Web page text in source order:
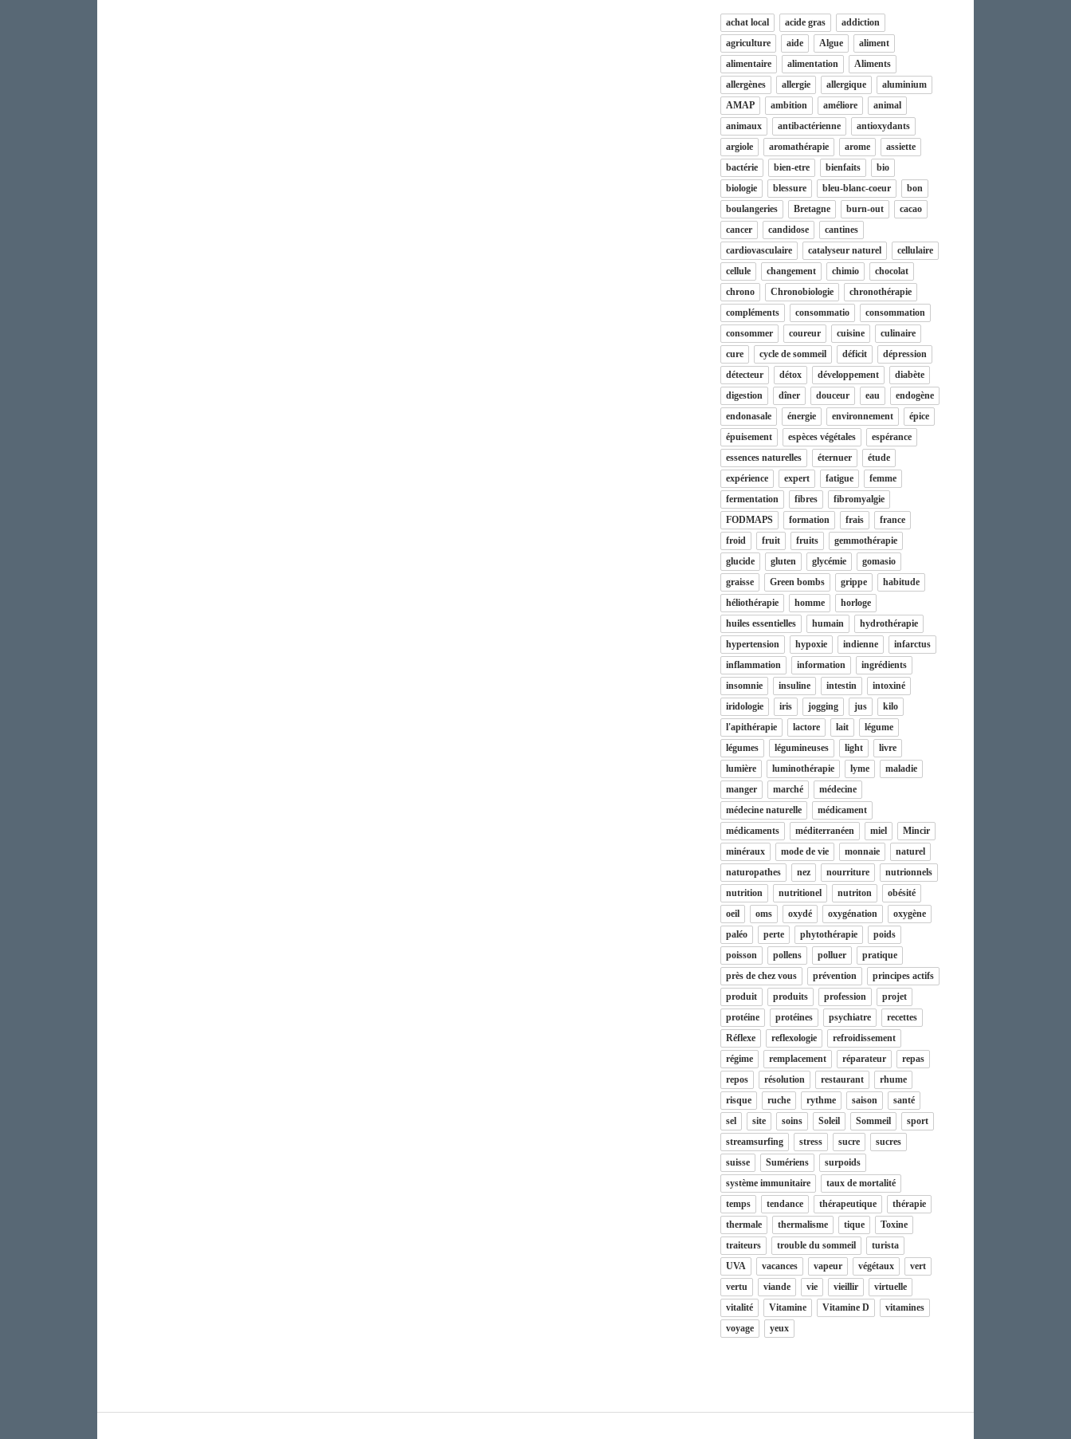
achat local acide gras
addiction
agriculture
aide Algue
aliment
alimentaire
alimentation
Aliments
allergènes
allergie allergique
aluminium
AMAP
ambition améliore
animal
animaux
antibactérienne
antioxydants
argiole
aromathérapie arome
assiette
bactérie
bien-etre bienfaits
bio
biologie
blessure bleu-blanc-coeur
bon
boulangeries
Bretagne burn-out
cacao
cancer
candidose
cantines
cardiovasculaire
catalyseur naturel
cellulaire
cellule
changement chimio
chocolat
chrono
Chronobiologie
chronothérapie
compléments
consommatio
consommation
consommer
coureur cuisine
culinaire
cure
cycle de sommeil déficit
dépression
détecteur
détox développement
diabète
digestion
dîner douceur eau
endogène
endonasale
énergie environnement
épice
épuisement
espèces végétales
espérance
essences naturelles
éternuer
étude
expérience
expert fatigue
femme
fermentation
fibres
fibromyalgie
FODMAPS
formation frais
france
froid
fruit fruits
gemmothérapie
glucide
gluten glycémie
gomasio
graisse
Green bombs grippe
habitude
héliothérapie
homme
horloge
huiles essentielles
humain
hydrothérapie
hypertension
hypoxie indienne
infarctus
inflammation
information
ingrédients
insomnie
insuline intestin
intoxiné
iridologie
iris jogging jus
kilo
l'apithérapie
lactore lait
légume
légumes
légumineuses light
livre
lumière
luminothérapie lyme
maladie
manger
marché
médecine
médecine naturelle
médicament
médicaments
méditerranéen miel
Mincir
minéraux
mode de vie monnaie
naturel
naturopathes
nez nourriture
nutrionnels
nutrition
nutritionel nutriton
obésité
oeil
oms oxydé oxygénation
oxygène
paléo
perte phytothérapie
poids
poisson
pollens polluer
pratique
près de chez vous
prévention
principes actifs
produit
produits profession
projet
protéine
protéines psychiatre
recettes
Réflexe
reflexologie
refroidissement
régime
remplacement réparateur
repas
repos
résolution restaurant
rhume
risque
ruche rythme saison
santé
sel
site soins Soleil Sommeil
sport
streamsurfing
stress sucre
sucres
suisse
Sumériens
surpoids
système immunitaire
taux de mortalité
temps
tendance thérapeutique
thérapie
thermale
thermalisme tique
Toxine
traiteurs
trouble du sommeil
turista
UVA
vacances vapeur végétaux
vert
vertu
viande vie vieillir
virtuelle
vitalité
Vitamine Vitamine D
vitamines
voyage
yeux